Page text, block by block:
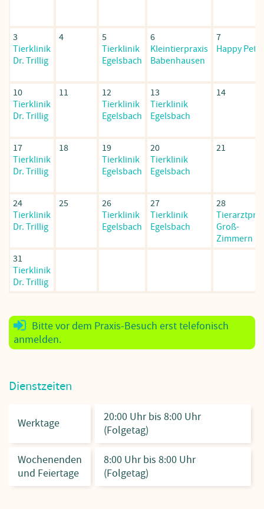
3
Tierklinik
Dr. Trillig
4
5
Tierklinik
Egelsbach
6
Kleintierpraxis
Babenhausen
7
Happy Pets
10
Tierklinik
Dr. Trillig
11
12
Tierklinik
Egelsbach
13
Tierklinik
Egelsbach
14
17
Tierklinik
Dr. Trillig
18
19
Tierklinik
Egelsbach
20
Tierklinik
Egelsbach
21
24
Tierklinik
Dr. Trillig
25
26
Tierklinik
Egelsbach
27
Tierklinik
Egelsbach
28
Groß-
Zimmern
31
Tierklinik
Dr. Trillig
Bitte vor dem Praxis-Besuch erst telefonisch
anmelden.
Dienstzeiten
Werktage
20:00 Uhr bis 8:00 Uhr
(Folgetag)
Wochenenden
und Feiertage
8:00 Uhr bis 8:00 Uhr
(Folgetag)